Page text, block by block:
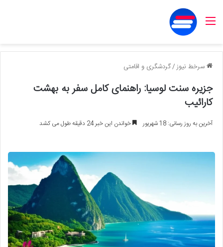
منو
سرخط نیوز/گردشگری و اقامتی
جزیره سنت لوسیا: راهنمای کامل سفر به بهشت
کارائیب
آخرین به روز رسانی: 18 شهریور خواندن این خبر 24 دقیقه طول می کشد